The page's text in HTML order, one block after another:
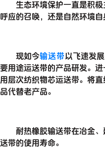
生态环境保护一直是积极
呼应的召唤，还是自然环境
现如今输送带以飞速发
要用途运送带的产品研发。
用层次纺织物芯运送带。将
品代替老产品。
耐热橡胶输送带在冶金、
送带的使用寿命。